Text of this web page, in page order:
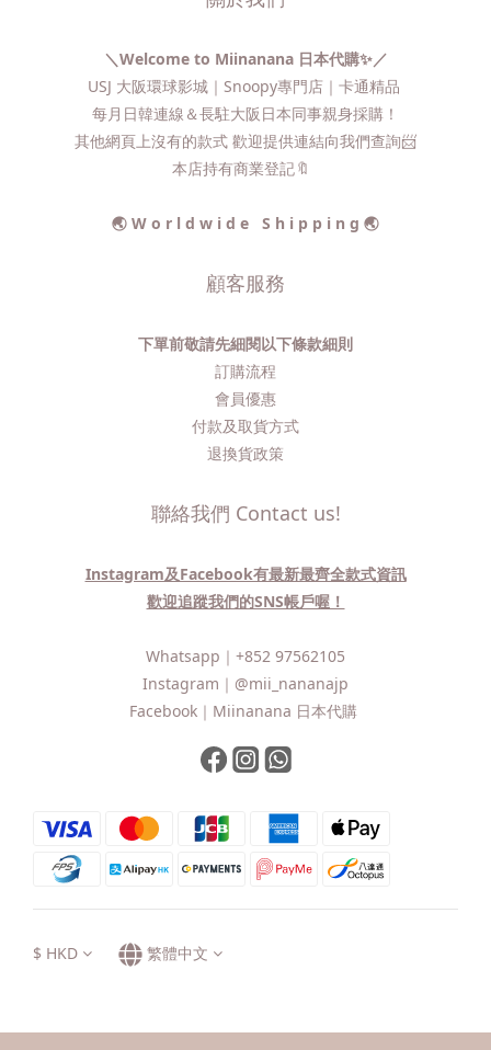
＼Welcome to Miinanana 日本代購✨／
USJ 大阪環球影城｜Snoopy專門店｜卡通精品
每月日韓連線＆長駐大阪日本同事親身採購！
其他網頁上沒有的款式 歡迎提供連結向我們查詢📨​
本店持有商業登記🔖
🌏 W o r l d w i d e S h i p p i n g 🌏
顧客服務
下單前敬請先細閱以下條款細則
訂購流程​
會員優惠
付款及取貨方式
退換貨政策
聯絡我們 Contact us!
Instagram及Facebook有最新最齊全款式資訊
歡迎追蹤我們的SNS帳戶喔！
Whatsapp｜ +852 97562105
Instagram｜ @mii_nananajp
Facebook｜ Miinanana 日本代購
$ HKD 繁體中文